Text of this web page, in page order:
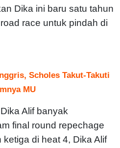
Dika ini baru satu tahun
race untuk pindah di
Scholes Takut-Takuti
MU
Alif banyak
final round repechage
di heat 4, Dika Alif